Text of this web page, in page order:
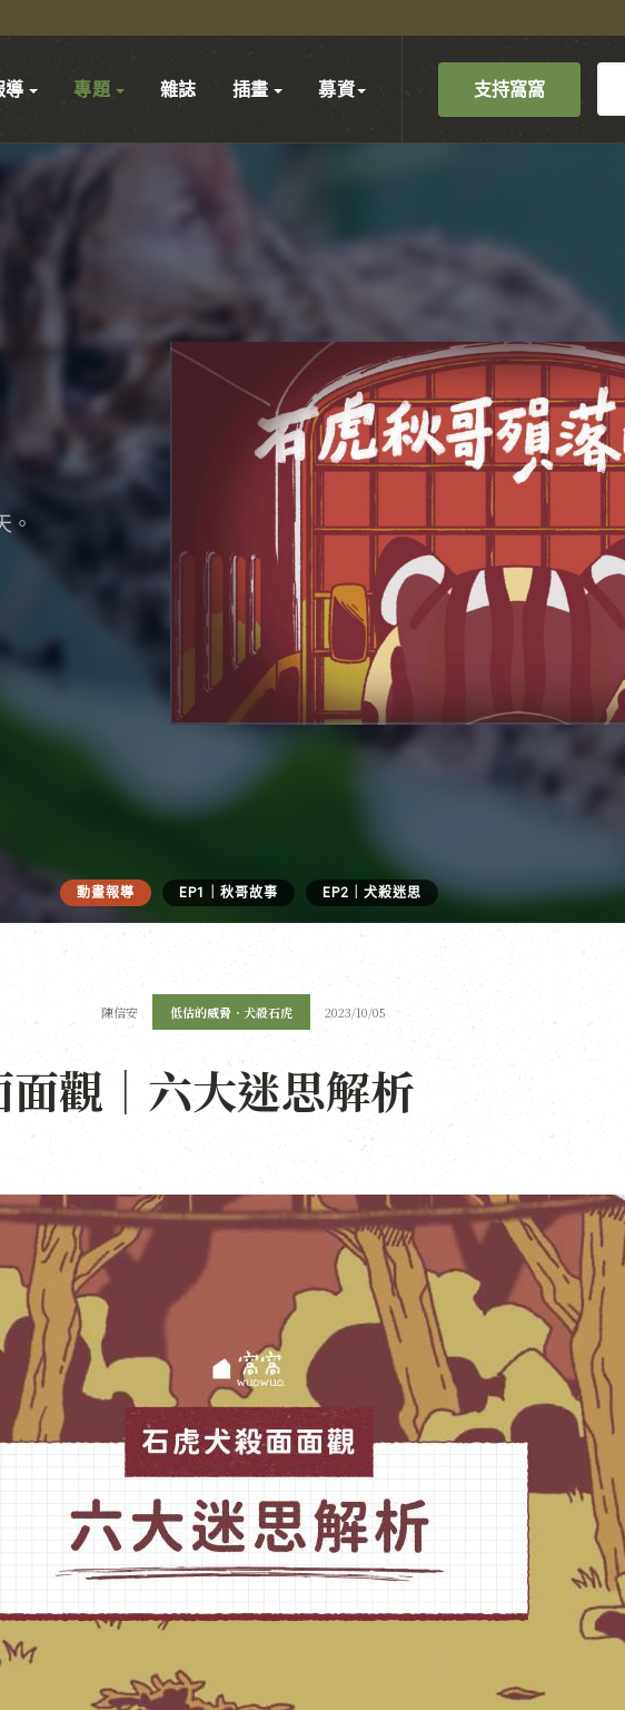
支持窩窩
尋
導 專題 雜誌 插畫 募資
。
動畫報導 EP1｜秋哥故事 EP2｜犬殺迷思
陳信安 低估的威脅．犬殺石虎 2023/10/05
觀｜六大迷思解析